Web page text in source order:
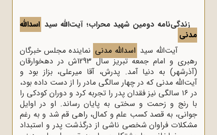
زندگی‌نامه دومین شهید محراب؛ آیت‌الله سید اسدالله
آیت‌الله سید اسدالله مدنی نماینده مجلس خبرگان
رهبری و امام جمعه تبریز سال 1293ش در دهخوارقان
(آذرشهر) به دنیا آمد. پدرش، آقا میرعلی، بزاز بود و
آیت‌الله مدنی که در چهار سالگی مادر را از دست داده بود،
در ۱۶ سالگی نیز فقدان پدر را تجربه کرد و دوران کودکی را
با رنج و زحمت و سختی به پایان رساند. او در اوایل
جوانی، به قصد کسب علم و کمال، راهی قم شد و به ‌رغم
مشکلات فراوان شخصی ناشی از درگذشت پدر و استبداد